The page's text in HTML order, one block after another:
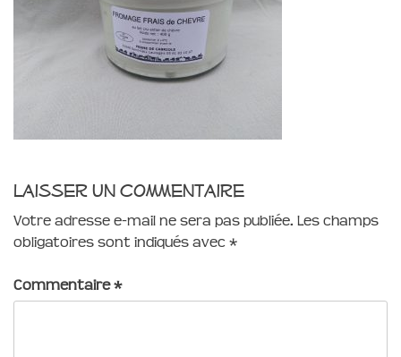
Laisser un commentaire
Votre adresse e-mail ne sera pas publiée. Les champs
obligatoires sont indiqués avec *
Commentaire*